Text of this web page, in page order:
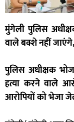
मुंगेली पुलिस
वाले बक्शे नहीं
पुलिस अधीक्षक
हत्या करने वाले
आरोपियों को भेजा